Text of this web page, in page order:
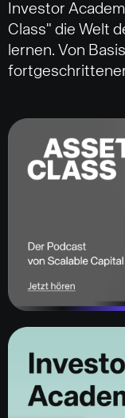
Investor
Class" die Welt
lernen. Von